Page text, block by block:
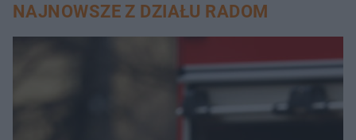
NAJNOWSZE Z DZIAŁU RADOM